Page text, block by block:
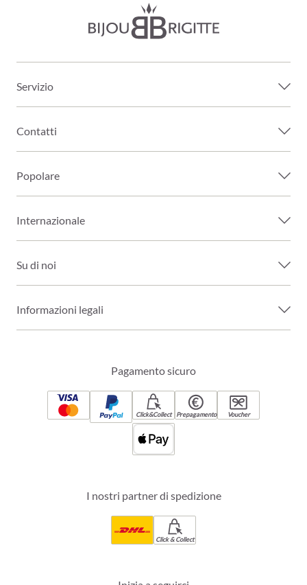
Servizio
Contatti
Popolare
Internazionale
Su di noi
Informazioni legali
Pagamento sicuro
Click&Collect Prepagamento Voucher
I nostri partner di spedizione
Click & Collect